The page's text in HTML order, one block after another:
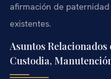
afirmación de
existentes.
Asuntos
Custodia,